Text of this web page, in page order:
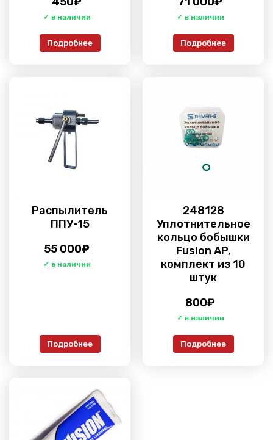
Подробнее Подробнее
Распылитель
ППУ-15
55 000₽
Подробнее
248128
Уплотнительное
кольцо бобышки
Fusion AP,
комплект из 10
штук
800₽
Подробнее